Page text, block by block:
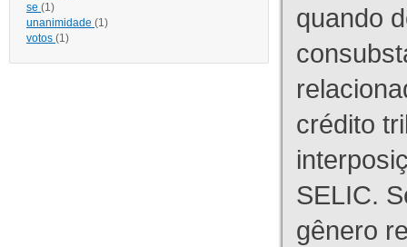
se (1)
unanimidade (1)
votos (1)
quando
crédito
SELIC.
gênero